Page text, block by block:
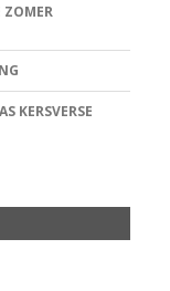
ZOMER
KERSVERSE